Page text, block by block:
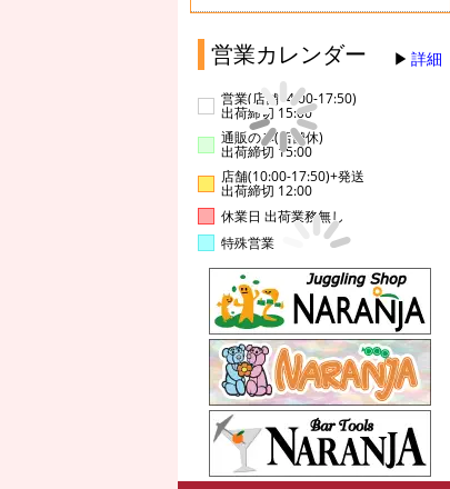
営業カレンダー 詳細
営業(店舗14:00-17:50)
出荷締切 15:00
通販のみ(店舗休)
出荷締切 15:00
店舗(10:00-17:50)+発送
出荷締切 12:00
休業日 出荷業務無し
特殊営業